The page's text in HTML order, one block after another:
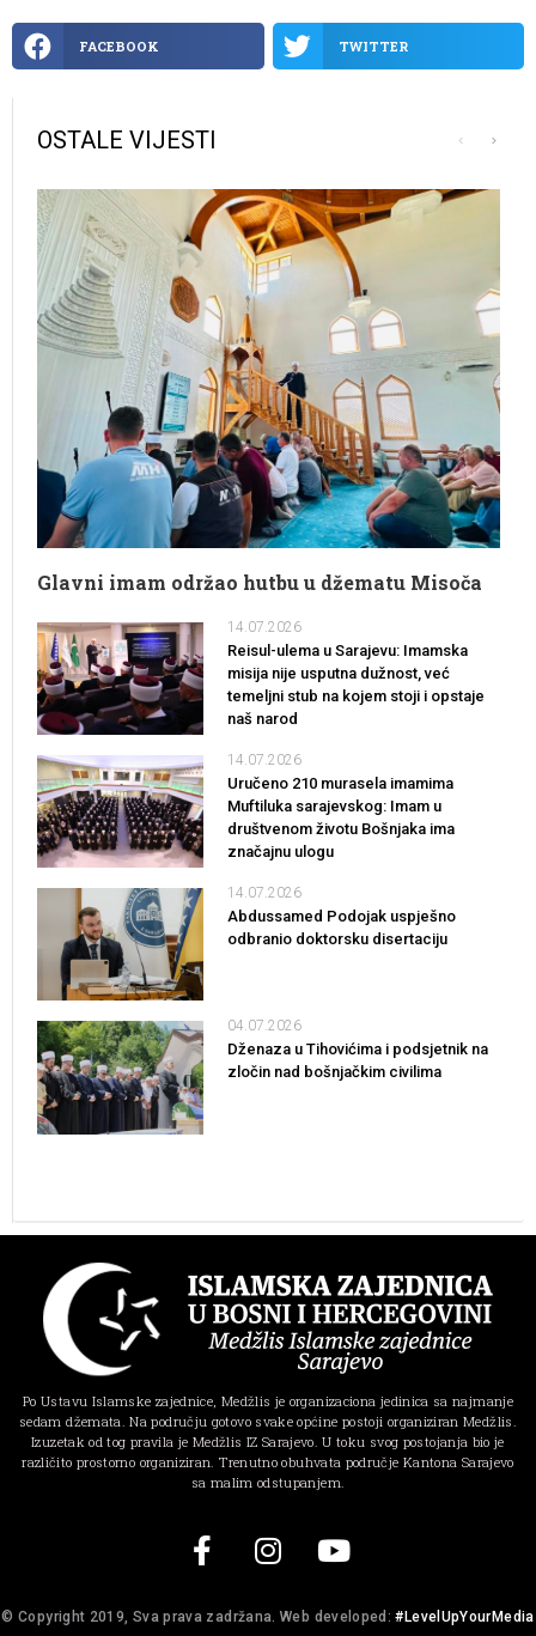
FACEBOOK TWITTER
OSTALE VIJESTI
Glavni imam održao hutbu u džematu Misoča
14.07.2026
Reisul-ulema u Sarajevu: Imamska
misija nije usputna dužnost, već
temeljni stub na kojem stoji i opstaje
naš narod
14.07.2026
Uručeno 210 murasela imamima
Muftiluka sarajevskog: Imam u
društvenom životu Bošnjaka ima
značajnu ulogu
14.07.2026
Abdussamed Podojak uspješno
odbranio doktorsku disertaciju
04.07.2026
Dženaza u Tihovićima i podsjetnik na
zločin nad bošnjačkim civilima
Po Ustavu Islamske zajednice, Medžlis je organizaciona jedinica sa najmanje
sedam džemata. Na području gotovo svake općine postoji organiziran Medžlis.
Izuzetak od tog pravila je Medžlis IZ Sarajevo. U toku svog postojanja bio je
različito prostorno organiziran. Trenutno obuhvata područje Kantona Sarajevo
sa malim odstupanjem.
© Copyright 2019, Sva prava zadržana. Web developed:#LevelUpYourMedia